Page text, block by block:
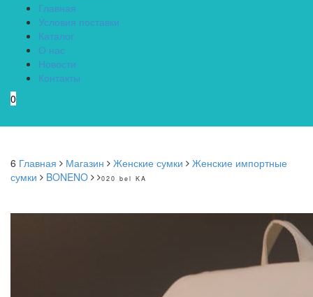
Главная
Условия поставки
Каталог
О нас
Новости
Контакты
0
6 Главная Магазин Женские сумки
Женские импортные
сумки
BONENO 020 bel KA